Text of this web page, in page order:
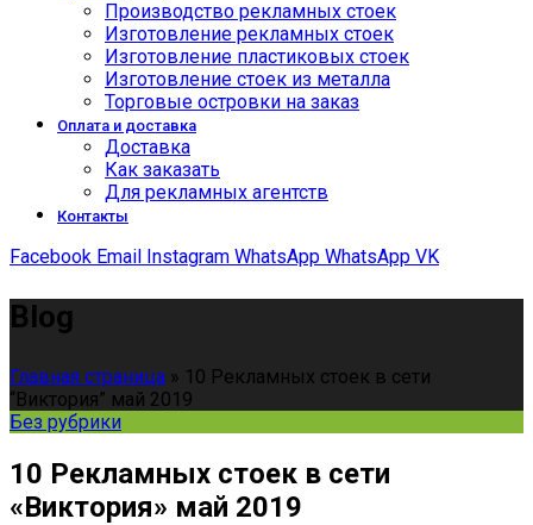
Производство рекламных стоек
Изготовление рекламных стоек
Изготовление пластиковых стоек
Изготовление стоек из металла
Торговые островки на заказ
Оплата и доставка
Доставка
Как заказать
Для рекламных агентств
Контакты
Facebook Email Instagram WhatsApp WhatsApp VK
Blog
Главная страница » 10 Рекламных стоек в сети
“Виктория” май 2019
Без рубрики
10 Рекламных стоек в сети
«Виктория» май 2019